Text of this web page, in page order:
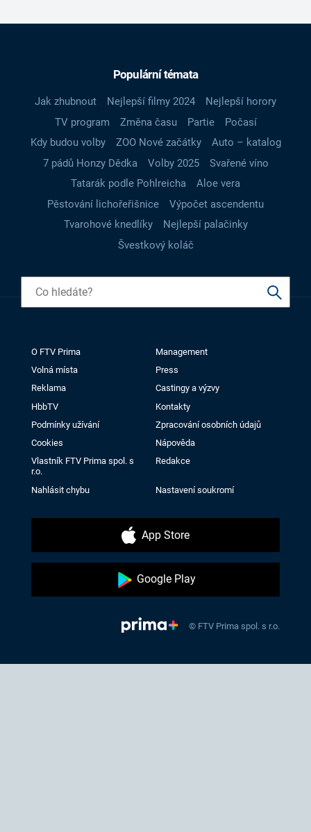
Populární témata
Jak zhubnout Nejlepší filmy 2024
Nejlepší horory
TV program
Změna času Partie
Počasí
Kdy budou volby
ZOO Nové začátky
Auto – katalog
7 pádů Honzy Dědka
Volby 2025
Svařené víno
Tatarák podle Pohlreicha
Aloe vera
Pěstování lichořeřišnice
Výpočet ascendentu
Tvarohové knedlíky
Nejlepší palačinky
Švestkový koláč
O FTV Prima
Management
Volná místa
Press
Reklama
Castingy a výzvy
HbbTV
Kontakty
Podmínky užívání
Zpracování osobních údajů
Cookies
Nápověda
Vlastník FTV Prima spol. s
r.o.
Redakce
Nahlásit chybu Nastavení soukromí
App Store
Google Play
© FTV Prima spol. s r.o.